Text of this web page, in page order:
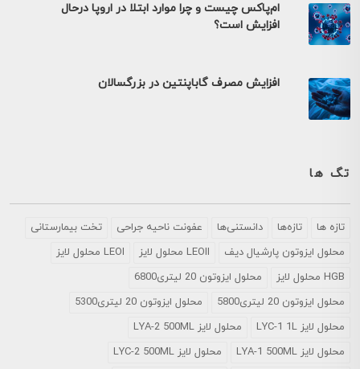
ام‌پاکس چیست و چرا موارد ابتلا در اروپا درحال
افزایش است؟
افزایش مصرف گاباپنتین در بزرگسالان
تگ ها
تازه ها تازه‌ها دانستنی‌ها عفونت ناحیه جراحی
تخت بیمارستانی
محلول ايزوتون پارشيال ديف
LEOII محلول لایز
LEOI محلول لایز
HGB محلول لایز
محلول ایزوتون 20 لیتری6800
محلول ایزوتون 20 لیتری5800
محلول ایزوتون 20 لیتری5300
محلول لایز LYC-1 1L
محلول لایز LYA-2 500ML
محلول لایز LYA-1 500ML
محلول لایز LYC-2 500ML